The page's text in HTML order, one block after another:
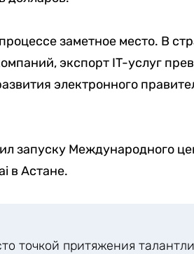
заметное место. В
экспорт IT-услуг
электронного
запуску Международного
в Астане.
точкой притяжения